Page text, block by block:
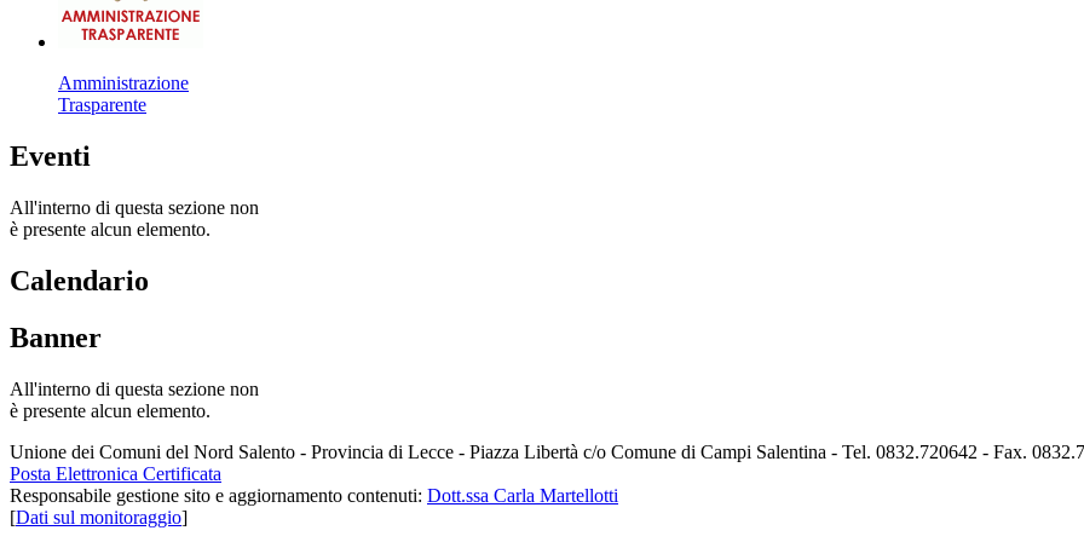
Amministrazione
Trasparente
Eventi
All'interno di questa sezione non
è presente alcun elemento.
Calendario
Banner
All'interno di questa sezione non
è presente alcun elemento.
Unione dei Comuni del Nord Salento - Provincia di Lecce - Piazza Libertà c/o Comune di Campi Salentina - Tel. 0832.720642 - Fax.
Posta Elettronica Certificata
Responsabile gestione sito e aggiornamento contenuti: Dott.ssa Carla Martellotti
[Dati sul monitoraggio]